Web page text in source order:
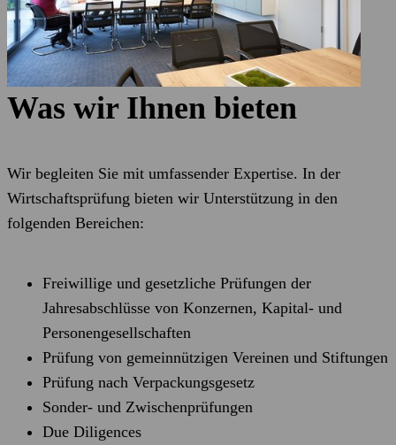
Was wir Ihnen bieten
Wir begleiten Sie mit umfassender Expertise. In der
Wirtschaftsprüfung bieten wir Unterstützung in den
folgenden Bereichen:
Freiwillige und gesetzliche Prüfungen der
Jahresabschlüsse von Konzernen, Kapital- und
Personengesellschaften
Prüfung von gemeinnützigen Vereinen und Stiftungen
Prüfung nach Verpackungsgesetz
Sonder- und Zwischenprüfungen
Due Diligences